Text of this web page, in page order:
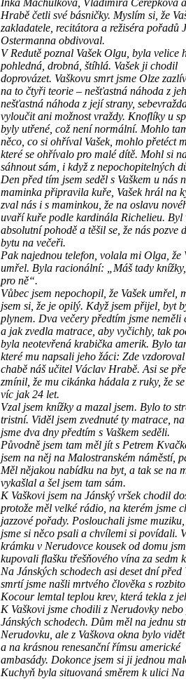
Hrabě četli své básničky. Myslím si, že
zakladatele, recitátora a režiséra pořadů
Ostermanna obdivoval.
V Redutě poznal Vašek Olgu, byla velice
pohledná, drobná, štíhlá. Vašek ji chodil
doprovázet. Vaškovu smrt jsme Olze
na to čtyři teorie – nešťastná náhoda z
nešťastná náhoda z její strany,
vyloučit ani možnost vraždy. Knoflíky u
byly utřené, což není normální. Mohlo
něco, co si ohříval Vašek, mohlo přetéct
které se ohřívalo pro malé dítě. Mohl si
sáhnout sám, i když z nepochopitelných
Den před tím jsem seděl s Vaškem u nás
maminka připravila kuře, Vašek hrál na
zval nás i s maminkou, že na oslavu
uvaří kuře podle kardinála Richelieu. Byl
absolutní pohodě a těšil se, že nás pozve
bytu na večeři.
Pak najednou telefon, volala mi Olga, že
umřel. Byla racionální: „Máš tady
pro ně“.
Vůbec jsem nepochopil, že Vašek umřel,
jsem si, že je opilý. Když jsem přijel, byt
plynem. Dva večery předtím jsme neměli
a jak zvedla matrace, aby vyčichly, tak
byla neotevřená krabička amerik. Bylo
které mu napsali jeho žáci: Zde
chabě náš učitel Václav Hrabě. Asi se
zmínil, že mu cikánka hádala z ruky, že
víc jak 24 let.
Vzal jsem knížky a mazal jsem. Bylo to
tristní. Viděl jsem zvednuté ty matrace,
jsme dva dny předtím s Vaškem seděli.
Původně jsem tam měl jít s Petrem
jsem na něj na Malostranském náměstí,
Měl nějakou nabídku na byt, a tak se na
vykašlal a šel jsem tam sám.
K Vaškovi jsem na Jánský vršek chodil
protože měl velké rádio, na kterém jsme
jazzové pořady. Poslouchali jsme
jsme si něco psali a chvílemi si povídali.
krámku v Nerudovce kousek od domu
kupovali flašku třešňového vína za sedm
Na Jánských schodech asi deset dní před
smrtí jsme našli mrtvého člověka s
Kocour lemtal teplou krev, která tekla z
K Vaškovi jsme chodili z Nerudovky nebo
Jánských schodech. Dům měl na jednu
Nerudovku, ale z Vaškova okna bylo
a na krásnou renesanční římsu americké
ambasády. Dokonce jsem si ji jednou
Kuchyň byla situovaná směrem k ulici